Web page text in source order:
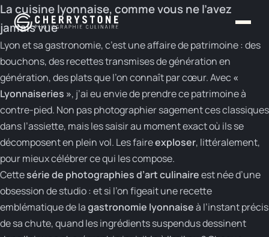
Panneau de gestion des cookies
La cuisine lyonnaise, comme vous ne l’avez
jamais vue
Lyon et sa gastronomie, c’est une affaire de patrimoine : des
bouchons, des recettes transmises de génération en
génération, des plats que l’on connaît par cœur. Avec «
Lyonnaiseries », j’ai eu envie de prendre ce patrimoine à
contre-pied. Non pas photographier sagement ces classiques
dans l’assiette, mais les saisir au moment exact où ils se
décomposent en plein vol. Les faireexploser, littéralement,
pour mieux célébrer ce qui les compose.
Cettesérie de photographies d’art culinaireest née d’une
obsession de studio : et si l’on figeait une recette
emblématique de lagastronomie lyonnaiseà l’instant précis
de sa chute, quand les ingrédients suspendus dessinent